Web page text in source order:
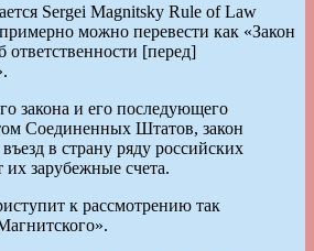
Sergei Magnitsky Rule of Law
можно перевести как «Закон
ответственности [перед]
закона и его последующего
Соединенных Штатов, закон
в страну ряду российских
их зарубежные счета.
к рассмотрению так